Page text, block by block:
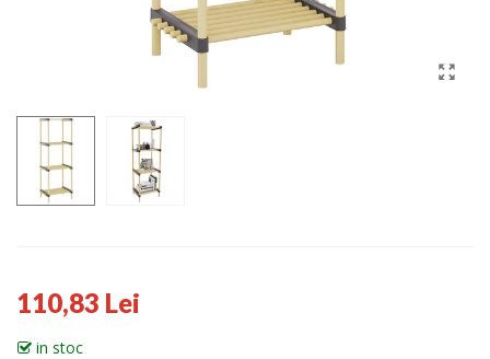
110,83 Lei
in stoc